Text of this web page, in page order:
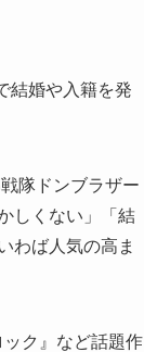
結婚や入籍を発
隊ドンブラザー
しくない」「結
わば人気の高ま
ク』など話題作